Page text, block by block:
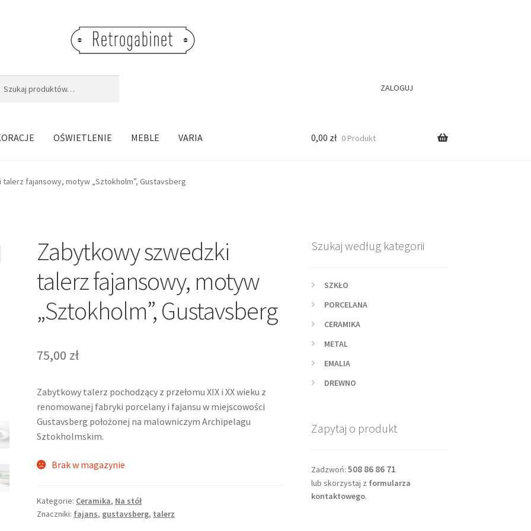
ZALOGUJ
OŚWIETLENIE MEBLE VARIA 0,00 zł 0 Produkt
fajansowy, motyw „Sztokholm”, Gustavsberg
Zabytkowy szwedzki
talerz fajansowy, motyw
„Sztokholm”, Gustavsberg
75,00 zł
Zabytkowy talerz pochodzący z przełomu XIX i XX wieku z
renomowanej fabryki porcelany i fajansu w miejscowości
Gustavsberg położonej na malowniczym Archipelagu
Sztokholmskim.
Brak w magazynie
Kategorie: Ceramika, Na stół
Znaczniki: fajans, gustavsberg, talerz
Szukaj według kategorii
SZKŁO
PORCELANA
CERAMIKA
METAL
EMALIA
DREWNO
Zapytaj o produkt
Zadzwoń: 508 86 86 71
lub skorzystaj z formularza
kontaktowego.